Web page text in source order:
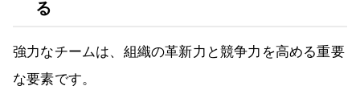
る
強力なチームは、組織の革新力と競争力を高める重要
な要素です。